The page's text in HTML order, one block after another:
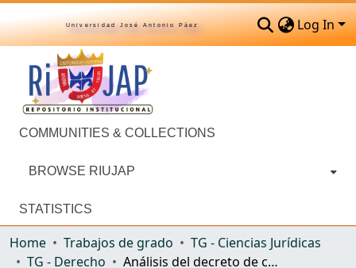
Universidad José Antonio Páez Log In
COMMUNITIES & COLLECTIONS
BROWSE RIUJAP
STATISTICS
Home Trabajos de grado
TG - Ciencias Jurídicas
TG - Derecho
Análisis del decreto de creación de la Zona de Desarrollo Estratégico del Arco Minero del Orinoco y el impacto ambiental ubicado en el estado Bolívar en Venezuela